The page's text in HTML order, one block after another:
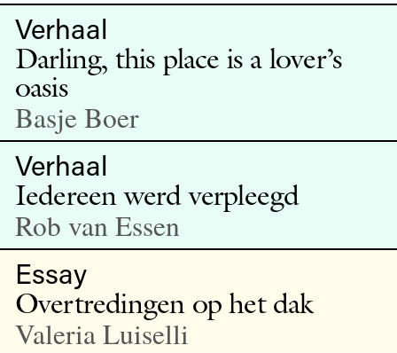
Verhaal
Darling, this place is a lover’s
oasis
Basje Boer
Verhaal
Iedereen werd verpleegd
Rob van Essen
Essay
Overtredingen op het dak
Valeria Luiselli